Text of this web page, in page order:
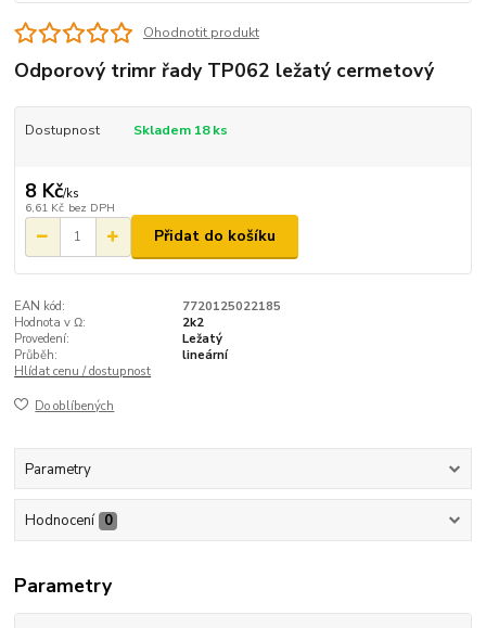
Ohodnotit produkt
Odporový trimr řady TP062 ležatý cermetový
Dostupnost Skladem 18 ks
8 Kč/ks
6,61 Kč bez DPH
Přidat do košíku
EAN kód:
7720125022185
Hodnota v Ω:
2k2
Provedení:
Ležatý
Průběh:
lineární
Hlídat cenu / dostupnost
Do oblíbených
Parametry
Hodnocení 0
Parametry